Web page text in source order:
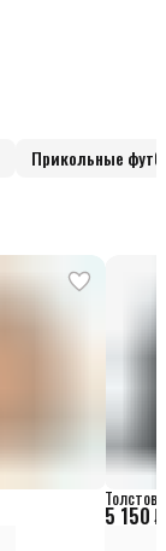
Прикольные
5 150 ₽